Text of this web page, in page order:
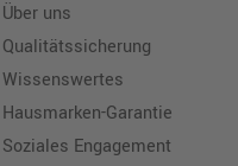
Über uns
Qualitätssicherung
Wissenswertes
Hausmarken-Garantie
Soziales Engagement